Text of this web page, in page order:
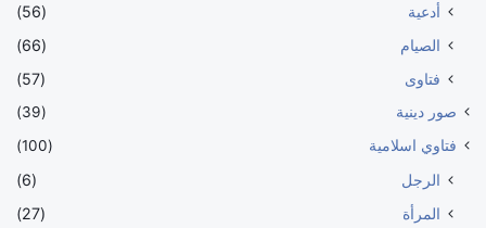
أدعية
(56)
الصيام
(66)
فتاوى
(57)
صور دينية
(39)
فتاوي اسلامية
(100)
الرجل
(6)
المرأة
(27)